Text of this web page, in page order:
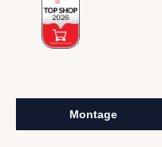
Montage